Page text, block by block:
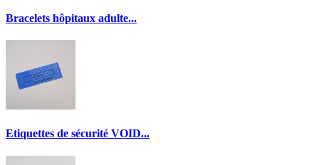
Bracelets hôpitaux adulte...
Etiquettes de sécurité VOID...